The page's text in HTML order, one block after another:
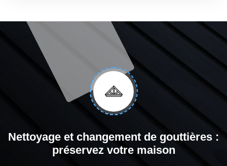
Nettoyage et changement de gouttières :
préservez votre maison